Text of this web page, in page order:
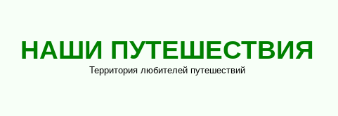
НАШИ ПУТЕШЕСТВИЯ
Территория любителей путешествий